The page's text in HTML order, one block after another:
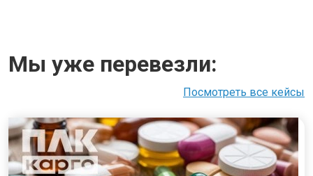
Мы уже перевезли:
Посмотреть все кейсы